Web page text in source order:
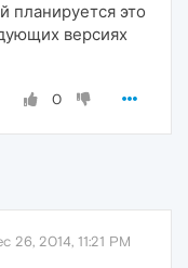
планируется это
версиях
0
26, 2014, 11:21 PM